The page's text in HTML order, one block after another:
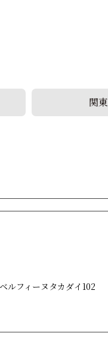
関東
ルフィーヌタカダイ102